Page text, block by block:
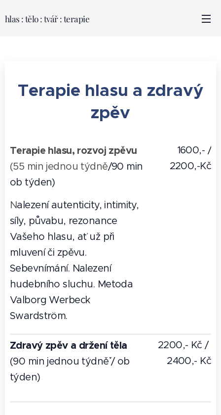
hlas : tělo : tvář : terapie
Terapie hlasu a zdravý
zpěv
Terapie hlasu, rozvoj zpěvu
(55 min jednou týdně/90 min
ob týden)
Nalezení autenticity, intimity,
síly, půvabu, rezonance
Vašeho hlasu, ať už při
mluvení či zpěvu.
Sebevnímání. Nalezení
hudebního sluchu. Metoda
Valborg Werbeck
Swardström.
1600,- /
2200,-Kč
Zdravý zpěv a držení těla
(90 min jednou týdně´` / ob
týden)
2200,- Kč /
2400,- Kč